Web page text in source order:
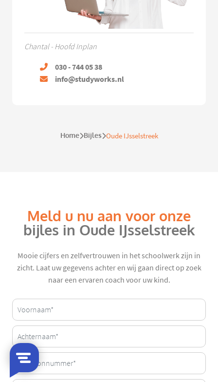
Chantal - Hoofd Inplan
030 - 744 05 38
info@studyworks.nl
Home Bijles Oude IJsselstreek
Meld u nu aan voor onze
bijles in Oude IJsselstreek
Mooie cijfers en zelfvertrouwen in het schoolwerk zijn in
zicht. Laat uw gegevens achter en wij gaan direct op zoek
naar een ervaren coach voor uw kind.